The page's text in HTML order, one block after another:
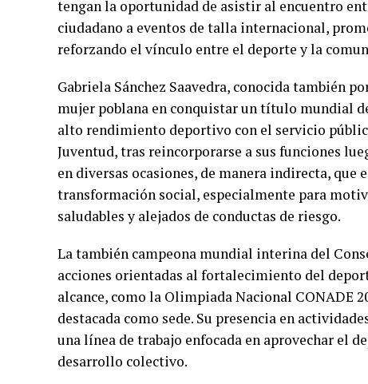
tengan la oportunidad de asistir al encuentro
ciudadano a eventos de talla internacional,
reforzando el vínculo entre el deporte y la
Gabriela Sánchez Saavedra, conocida también
mujer poblana en conquistar un título mundial
alto rendimiento deportivo con el servicio
Juventud, tras reincorporarse a sus funciones
en diversas ocasiones, de manera indirecta,
transformación social, especialmente para
saludables y alejados de conductas de riesgo.
La también campeona mundial interina del
acciones orientadas al fortalecimiento del
alcance, como la Olimpiada Nacional CONADE
destacada como sede. Su presencia en
una línea de trabajo enfocada en aprovechar el
desarrollo colectivo.